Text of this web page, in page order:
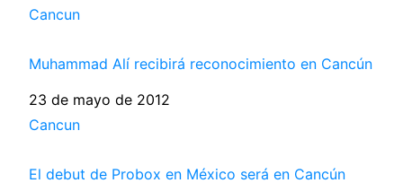
Respecto a
Cancun
Muhammad Alí recibirá reconocimiento en Cancún
Fecha
23 de mayo de 2012
Respecto a
Cancun
El debut de Probox en México será en Cancún